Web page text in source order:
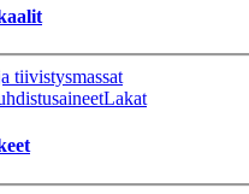
tiivistysmassat
Lakat